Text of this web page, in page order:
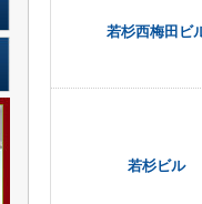
若杉西梅田ビ
若杉ビル